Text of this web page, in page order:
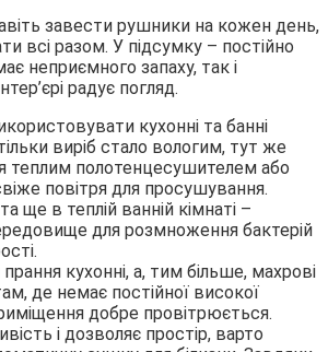
завести рушники на кожен день,
всі разом. У підсумку – постійно
неприємного запаху, так і
радує погляд.
кухонні та банні
виріб стало вологим, тут же
теплим полотенцесушителем або
повітря для просушування.
ще в теплій ванній кімнаті –
для розмноження бактерій
кухонні, а, тим більше, махрові
де немає постійної високої
добре провітрюється.
і дозволяє простір, варто